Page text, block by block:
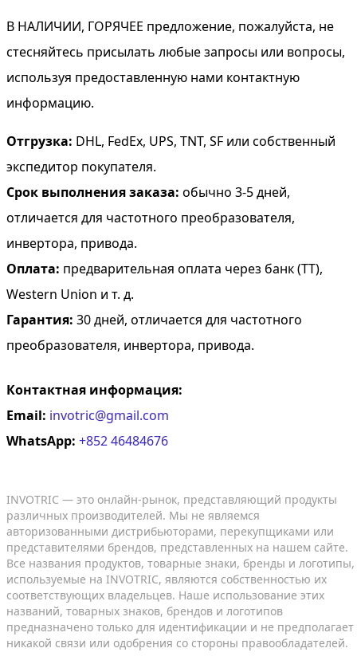
В НАЛИЧИИ, ГОРЯЧЕЕ предложение, пожалуйста, не
стесняйтесь присылать любые запросы или вопросы,
используя предоставленную нами контактную
информацию.
Отгрузка: DHL, FedEx, UPS, TNT, SF или собственный
экспедитор покупателя.
Срок выполнения заказа: обычно 3-5 дней,
отличается для частотного преобразователя,
инвертора, привода.
Оплата: предварительная оплата через банк (TT),
Western Union и т. д.
Гарантия: 30 дней, отличается для частотного
преобразователя, инвертора, привода.
Контактная информация:
Email: invotric@gmail.com
WhatsApp: +852 46484676
INVOTRIC — это онлайн-рынок, представляющий продукты
различных производителей. Мы не являемся
авторизованными дистрибьюторами, перекупщиками или
представителями брендов, представленных на нашем сайте.
Все названия продуктов, товарные знаки, бренды и логотипы,
используемые на INVOTRIC, являются собственностью их
соответствующих владельцев. Наше использование этих
названий, товарных знаков, брендов и логотипов
предназначено только для идентификации и не предполагает
никакой связи или одобрения со стороны правообладателей.